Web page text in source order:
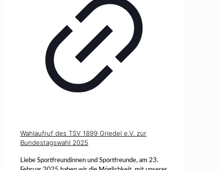
Wahlaufruf des TSV 1899 Griedel e.V. zur
Bundestagswahl 2025
Liebe Sportfreundinnen und Sportfreunde, am 23.